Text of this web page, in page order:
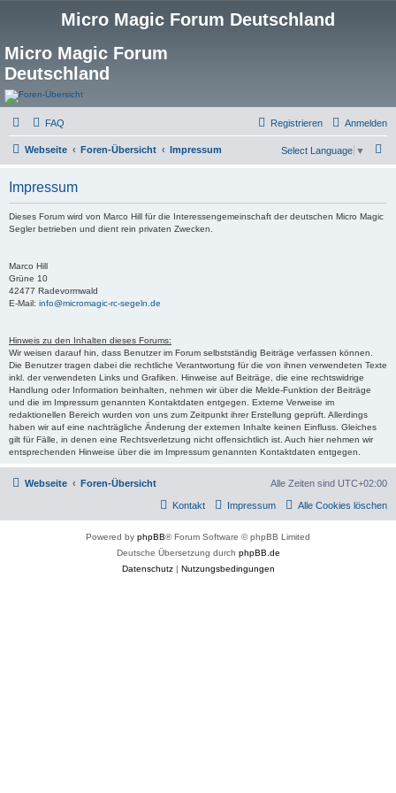
Micro Magic Forum Deutschland
Micro Magic Forum
Deutschland
FAQ Anmelden
Registrieren
Webseite Foren-Übersicht Impressum Select Language ▼
Impressum
Dieses Forum wird von Marco Hill für die Interessengemeinschaft der deutschen Micro Magic
Segler betrieben und dient rein privaten Zwecken.
Marco Hill
Grüne 10
42477 Radevormwald
E-Mail: info@micromagic-rc-segeln.de
Hinweis zu den Inhalten dieses Forums:
Wir weisen darauf hin, dass Benutzer im Forum selbstständig Beiträge verfassen können.
Die Benutzer tragen dabei die rechtliche Verantwortung für die von ihnen verwendeten Texte
inkl. der verwendeten Links und Grafiken. Hinweise auf Beiträge, die eine rechtswidrige
Handlung oder Information beinhalten, nehmen wir über die Melde-Funktion der Beiträge
und die im Impressum genannten Kontaktdaten entgegen. Externe Verweise im
redaktionellen Bereich wurden von uns zum Zeitpunkt ihrer Erstellung geprüft. Allerdings
haben wir auf eine nachträgliche Änderung der externen Inhalte keinen Einfluss. Gleiches
gilt für Fälle, in denen eine Rechtsverletzung nicht offensichtlich ist. Auch hier nehmen wir
entsprechenden Hinweise über die im Impressum genannten Kontaktdaten entgegen.
Webseite Foren-Übersicht Alle Zeiten sind UTC+02:00
Alle Cookies löschen
Impressum
Kontakt
Powered by phpBB® Forum Software © phpBB Limited
Deutsche Übersetzung durch phpBB.de
Datenschutz| Nutzungsbedingungen